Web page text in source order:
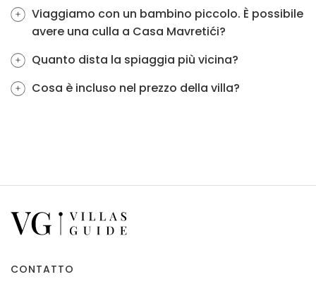
Viaggiamo con un bambino piccolo. È possibile
avere una culla a Casa Mavretići?
Quanto dista la spiaggia più vicina?
Cosa è incluso nel prezzo della villa?
CONTATTO